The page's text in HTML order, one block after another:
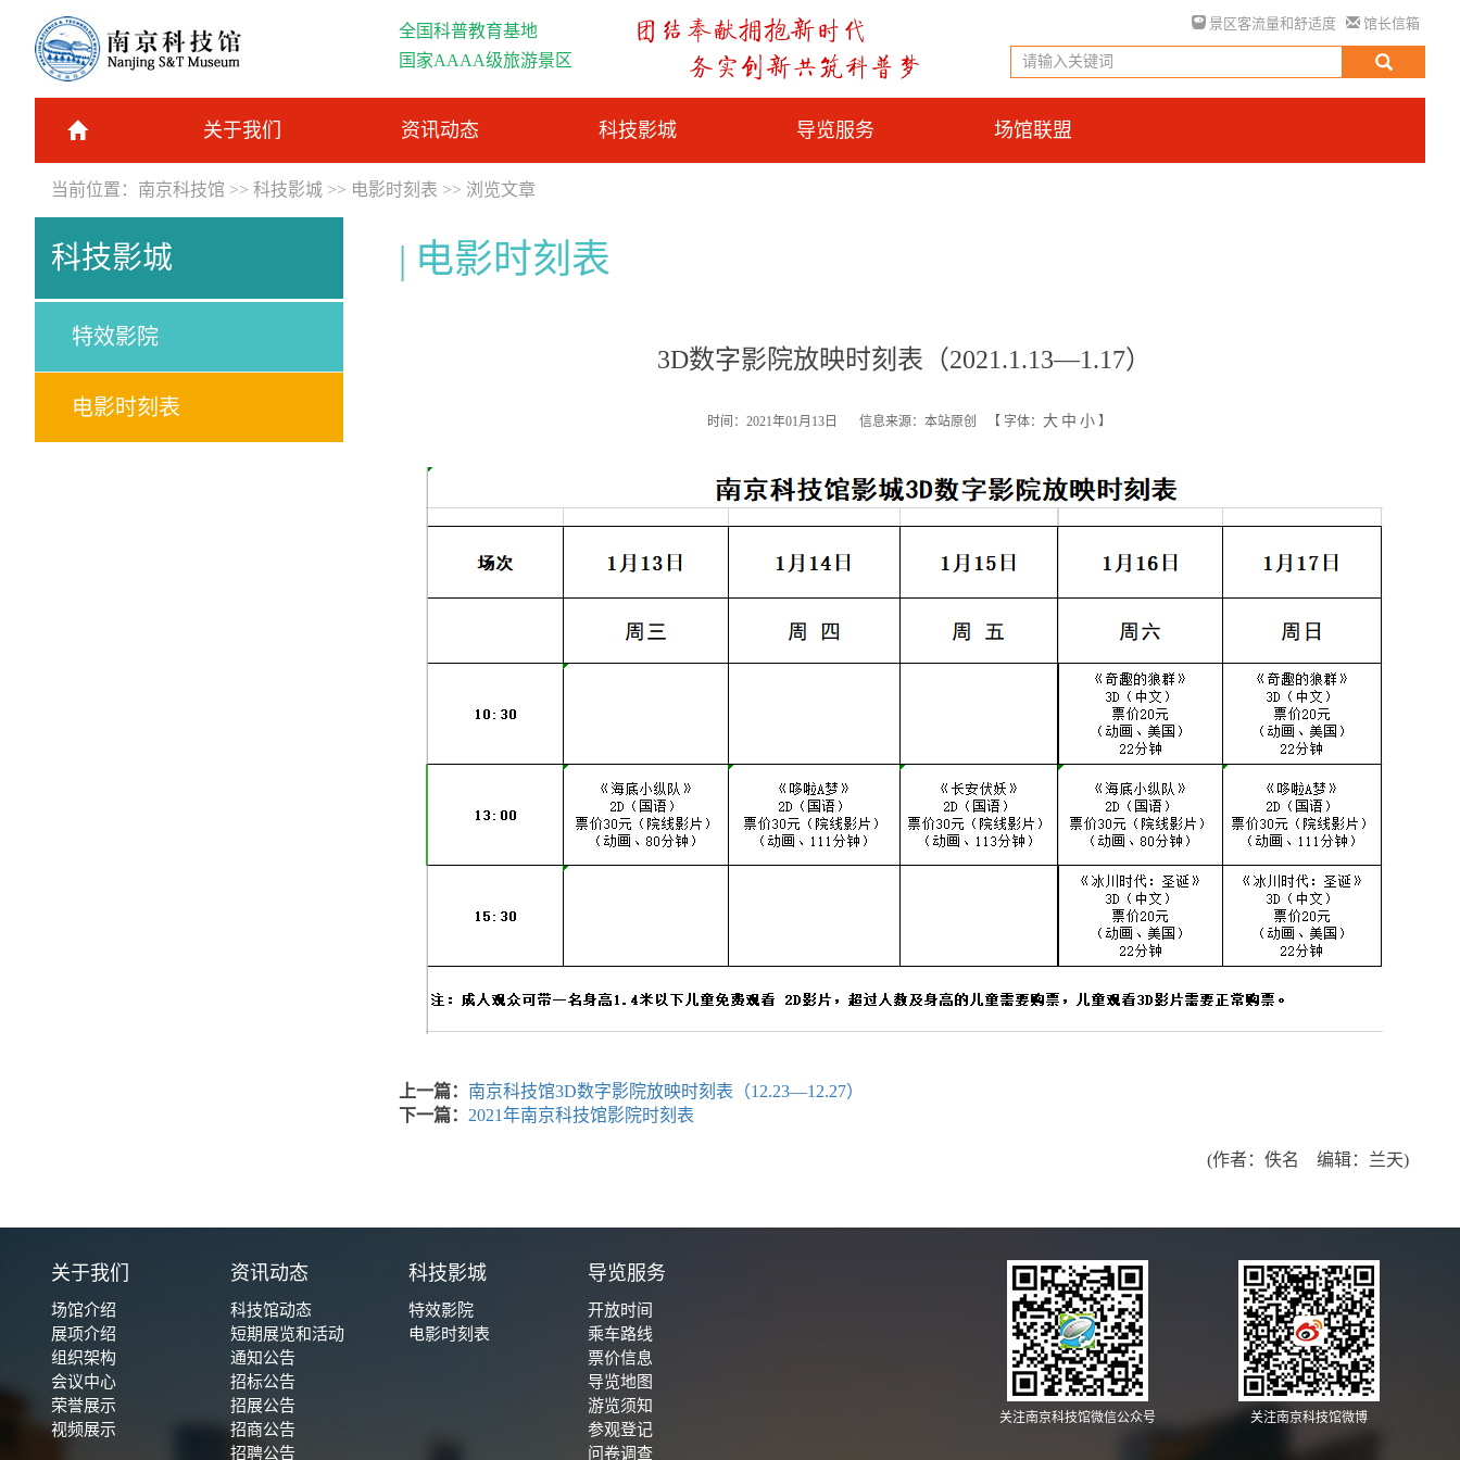
全国科普教育基地
国家AAAA级旅游景区
景区客流量和舒适度 馆长信箱
关于我们 资讯动态 科技影城 导览服务 场馆联盟
当前位置： 南京科技馆 >> 科技影城 >> 电影时刻表 >> 浏览文章
科技影城
特效影院
电影时刻表
电影时刻表
3D数字影院放映时刻表（2021.1.13—1.17）
时间：2021年01月13日 信息来源：本站原创 【 字体： 大 中 小 】
上一篇： 南京科技馆3D数字影院放映时刻表（12.23—12.27）
下一篇： 2021年南京科技馆影院时刻表
(作者：佚名 编辑：兰天)
关于我们
场馆介绍
展项介绍
组织架构
会议中心
荣誉展示
视频展示
资讯动态
科技馆动态
短期展览和活动
通知公告
招标公告
招展公告
招商公告
招聘公告
科技影城
特效影院
电影时刻表
导览服务
开放时间
乘车路线
票价信息
导览地图
游览须知
参观登记
问卷调查
关注南京科技馆微信公众号 关注南京科技馆微博